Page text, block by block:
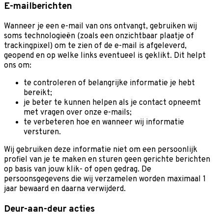
E-mailberichten
Wanneer je een e-mail van ons ontvangt, gebruiken wij
soms technologieën (zoals een onzichtbaar plaatje of
trackingpixel) om te zien of de e-mail is afgeleverd,
geopend en op welke links eventueel is geklikt. Dit helpt
ons om:
te controleren of belangrijke informatie je hebt
bereikt;
je beter te kunnen helpen als je contact opneemt
met vragen over onze e-mails;
te verbeteren hoe en wanneer wij informatie
versturen.
Wij gebruiken deze informatie niet om een persoonlijk
profiel van je te maken en sturen geen gerichte berichten
op basis van jouw klik- of open gedrag. De
persoonsgegevens die wij verzamelen worden maximaal 1
jaar bewaard en daarna verwijderd.
Deur-aan-deur acties